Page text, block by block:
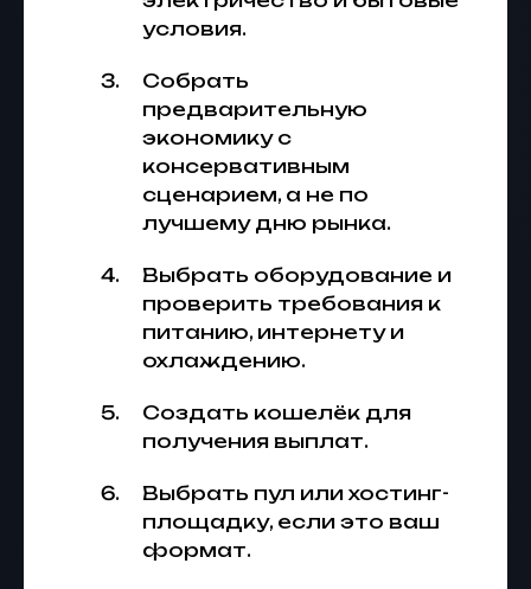
условия.
Собрать
предварительную
экономику с
консервативным
сценарием, а не по
лучшему дню рынка.
Выбрать оборудование и
проверить требования к
питанию, интернету и
охлаждению.
Создать кошелёк для
получения выплат.
Выбрать пул или хостинг-
площадку, если это ваш
формат.